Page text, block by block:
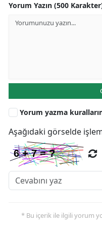
Yorum Yazın (500
Yorum yazma
Aşağıdaki görselde
* Bu içerik ile ilgili yorum